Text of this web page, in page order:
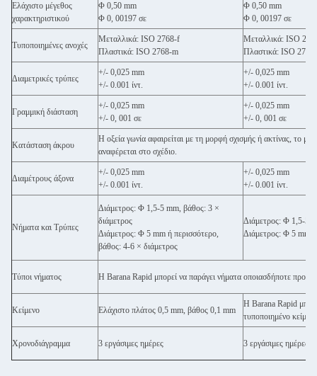
Ελάχιστο μέγεθος
χαρακτηριστικού
Φ 0,50 mm
Φ 0, 00197 σε
Φ 0,50 mm
Φ 0, 00197 σε
Τυποποιημένες ανοχές
Μεταλλικά: ISO 2768-f
Πλαστικά: ISO 2768-m
Μεταλλικά: ISO
Πλαστικά: ISO
Διαμετρικές τρύπες
+/- 0,025 mm
+/- 0.001 ίντ.
+/- 0,025 mm
+/- 0.001 ίντ.
Γραμμική διάσταση
+/- 0,025 mm
+/- 0, 001 σε
+/- 0,025 mm
+/- 0, 001 σε
Κατάσταση άκρου
Η οξεία γωνία αφαιρείται με τη μορφή σχισμής ή ακτίνας, το
αναφέρεται στο σχέδιο.
Διαμέτρους άξονα
+/- 0,025 mm
+/- 0.001 ίντ.
+/- 0,025 mm
+/- 0.001 ίντ.
Νήματα και Τρύπες
Διάμετρος: Φ 1,5-5 mm, βάθος: 3 ×
διάμετρος
Διάμετρος: Φ 5 mm ή περισσότερο,
βάθος: 4-6 × διάμετρος
Διάμετρος: Φ 1,5-5
Διάμετρος: Φ 5 mm
Τύποι νήματος Η Barana Rapid μπορεί να παράγει νήματα οποιασδήποτε
Κείμενο Ελάχιστο πλάτος 0,5 mm, βάθος 0,1 mm
Η Barana Rapid
τυποποιημένο
Χρονοδιάγραμμα 3 εργάσιμες ημέρες 3 εργάσιμες ημέρες